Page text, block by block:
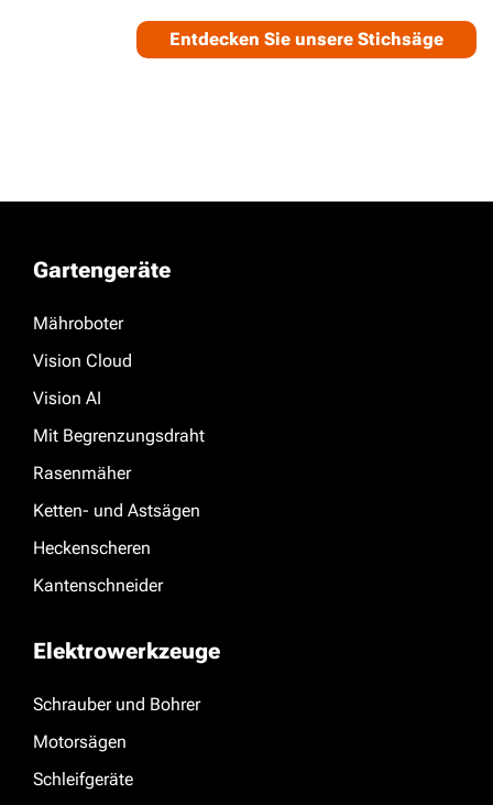
Entdecken Sie unsere Stichsäge
Gartengeräte
Mähroboter
Vision Cloud
Vision AI
Mit Begrenzungsdraht
Rasenmäher
Ketten- und Astsägen
Heckenscheren
Kantenschneider
Elektrowerkzeuge
Schrauber und Bohrer
Motorsägen
Schleifgeräte